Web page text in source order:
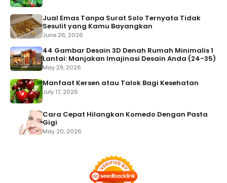
Jual Emas Tanpa Surat Solo Ternyata Tidak
Sesulit yang Kamu Bayangkan
June 26, 2026
44 Gambar Desain 3D Denah Rumah Minimalis 1
Lantai: Manjakan Imajinasi Desain Anda (24-35)
May 29, 2026
Manfaat Kersen atau Talok Bagi Kesehatan
July 17, 2026
Cara Cepat Hilangkan Komedo Dengan Pasta
Gigi
May 20, 2026